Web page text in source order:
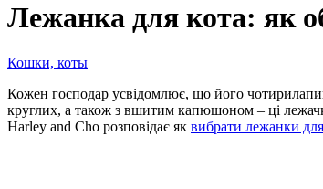
Лежанка для кота: як
Кошки, коты
Кожен господар усвідомлює, що його
круглих, а також з вшитим капюшоном – ці
Harley and Cho розповідає як вибрати лежанки для